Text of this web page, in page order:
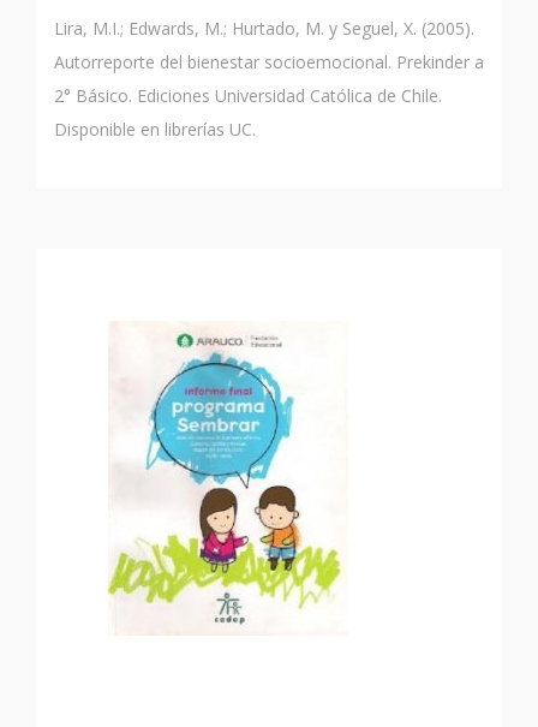
Lira, M.I.; Edwards, M.; Hurtado, M. y Seguel, X. (2005).
Autorreporte del bienestar socioemocional. Prekinder a
2° Básico. Ediciones Universidad Católica de Chile.
Disponible en librerías UC.